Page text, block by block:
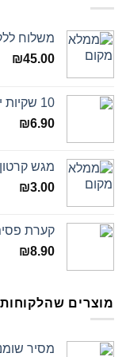
משלוח
₪45.00
10 שקיות יומולדת נסיכות
₪6.90
מגש קרטון
₪3.00
קערת
₪8.90
מוצרים
מסיר שומנים פרו